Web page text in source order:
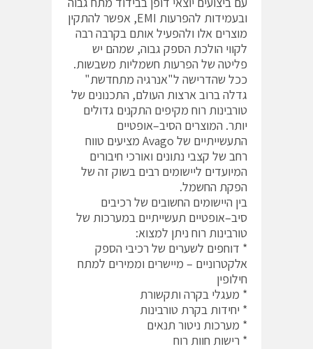
ובעמידות להפרעות EMI, אפשר להתקין
מוצרים אלו ולהפעיל אותם בקרבה רבה
לקווי הולכת הספק גבוה, שמהם יש
פליטה של הפרעות חשמליות משבשות.
ככל שהדרישה ל"אנרגיה מתחדשת"
גדלה ברוב ארצות העולם, התכנונים של
טורבינות רוח מקיפים התקנים גדולים
יותר. המוצרים הסיב–אופטיים
התעשייתיים של Avago מציעים טווח
רחב של קצבי נתונים ואורכי חיבורים
המיועדים ליישומים רבים בשוק זה של
הפקת החשמל.
בין היישומים החשובים של רכיבים
סיב–אופטיים תעשייתיים במערכות של
טורבינות רוח ניתן למצוא:
* דוחפים לשערים של רכיבי הספק
אלקטרוניים – מיישרים וממירים למתח
חילופין
* מעגלי בקרה ותקשורת
* יחידות בקרת טורבינות
* מערכות ניטור תנאים
* רישות חוות רוח